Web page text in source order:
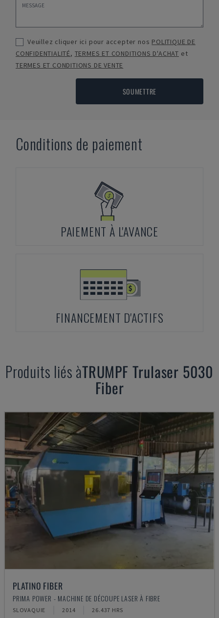
Veuillez cliquer ici pour accepter nos POLITIQUE DE
CONFIDENTIALITÉ, TERMES ET CONDITIONS D'ACHAT et
TERMES ET CONDITIONS DE VENTE
SOUMETTRE
Conditions de paiement
PAIEMENT À L'AVANCE
FINANCEMENT D'ACTIFS
Produits liés àTRUMPF Trulaser 5030
Fiber
PLATINO FIBER
PRIMA POWER - MACHINE DE DÉCOUPE LASER À FIBRE
SLOVAQUIE 2014 26.437 HRS